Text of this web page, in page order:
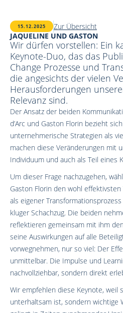
15.12.2025
Zur Übersicht
JAQUELINE UND GASTON
Wir dürfen vorstellen: Ein
Keynote-Duo, das das
Change Prozesse und
die angesichts der vielen
Herausforderungen
Relevanz sind.
Der Ansatz der beiden
d’Arc und Gaston Florin bezieht
unternehmerische Strategien als
machen diese Veränderungen mit
Individuum und auch als Teil eines
Um dieser Frage nachzugehen,
Gaston Florin den wohl
als eigener
kluger Schachzug. Die beiden
reflektieren gemeinsam mit ihm
seine Auswirkungen auf alle
vorwegnehmen, nur so viel: Der
unmittelbar. Die Impulse und
nachvollziehbar, sondern direkt
Wir empfehlen diese Keynote, weil
unterhaltsam ist, sondern wichtige